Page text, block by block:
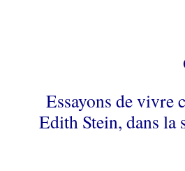
Essayons de vivre
Edith Stein, dans la